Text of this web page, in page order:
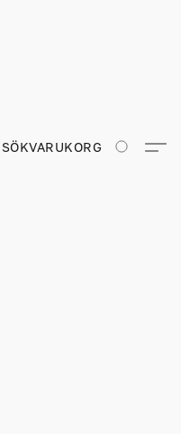
SÖKVARUKORG